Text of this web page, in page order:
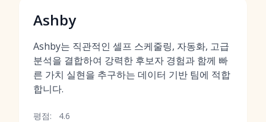
Ashby
Ashby는 직관적인 셀프 스케줄링, 자동화, 고급
분석을 결합하여 강력한 후보자 경험과 함께 빠
른 가치 실현을 추구하는 데이터 기반 팀에 적합
합니다.
평점: 4.6